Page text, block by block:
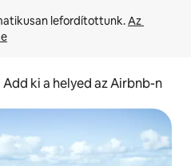
lefordítottunk. Az
Add ki a helyed az Airbnb-n